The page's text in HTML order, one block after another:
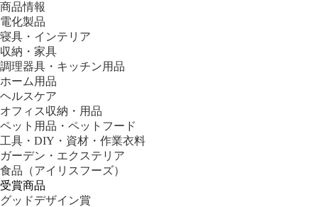
商品情報
電化製品
寝具・インテリア
収納・家具
調理器具・キッチン用品
ホーム用品
ヘルスケア
オフィス収納・用品
ペット用品・ペットフード
工具・DIY・資材・作業衣料
ガーデン・エクステリア
食品 （アイリスフーズ）
受賞商品
グッドデザイン賞